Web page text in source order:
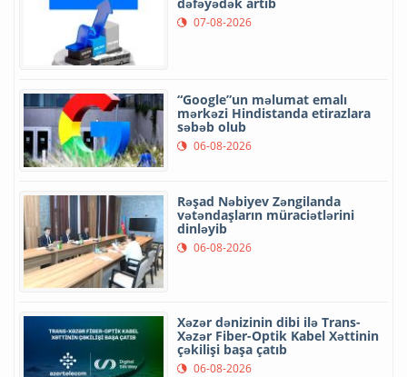
07-08-2026
“Google”un məlumat emalı
mərkəzi Hindistanda etirazlara
səbəb olub
06-08-2026
Rəşad Nəbiyev Zəngilanda
vətəndaşların müraciətlərini
dinləyib
06-08-2026
Xəzər dənizinin dibi ilə Trans-
Xəzər Fiber-Optik Kabel Xəttinin
çəkilişi başa çatıb
06-08-2026